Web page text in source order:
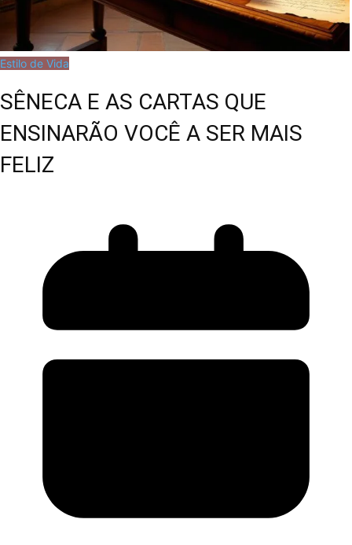
Estilo de Vida
SÊNECA E AS CARTAS QUE
ENSINARÃO VOCÊ A SER MAIS
FELIZ